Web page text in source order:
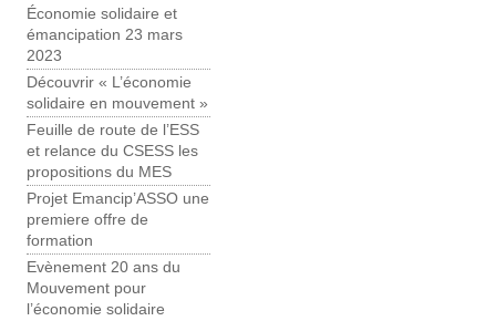
Économie solidaire et
émancipation 23 mars
2023
Découvrir « L’économie
solidaire en mouvement »
Feuille de route de l’ESS
et relance du CSESS les
propositions du MES
Projet Emancip’ASSO une
premiere offre de
formation
Evènement 20 ans du
Mouvement pour
l’économie solidaire